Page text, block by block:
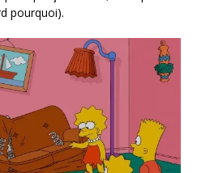
pourquoi).